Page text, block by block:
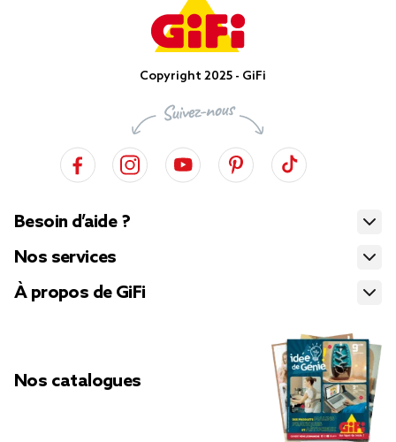
Copyright 2025 - GiFi
Besoin d’aide ?
Nos services
À propos de GiFi
Nos catalogues